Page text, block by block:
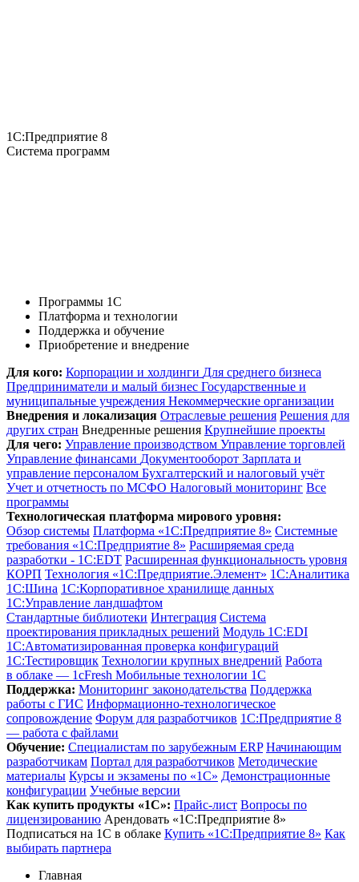
1С:Предприятие 8
Система программ
Программы 1С
Платформа и технологии
Поддержка и обучение
Приобретение и внедрение
Для кого: Корпорации и холдинги Для среднего бизнеса
Предприниматели и малый бизнес Государственные и
муниципальные учреждения Некоммерческие организации
Внедрения и локализация Отраслевые решения Решения для
других стран Внедренные решения Крупнейшие проекты
Для чего: Управление производством Управление торговлей
Управление финансами Документооборот Зарплата и
управление персоналом Бухгалтерский и налоговый учёт
Учет и отчетность по МСФО Налоговый мониторинг Все
программы
Технологическая платформа мирового уровня:
Обзор системы Платформа «1С:Предприятие 8» Системные
требования «1С:Предприятие 8» Расширяемая среда
разработки - 1C:EDT Расширенная функциональность уровня
КОРП Технология «1С:Предприятие.Элемент» 1C:Аналитика
1С:Шина 1С:Корпоративное хранилище данных
1С:Управление ландшафтом
Стандартные библиотеки Интеграция Система
проектирования прикладных решений Модуль 1C:EDI
1С:Автоматизированная проверка конфигураций
1С:Тестировщик Технологии крупных внедрений Работа
в облаке — 1cFresh Мобильные технологии 1С
Поддержка: Мониторинг законодательства Поддержка
работы с ГИС Информационно-технологическое
сопровождение Форум для разработчиков 1С:Предприятие 8
— работа с файлами
Обучение: Cпециалистам по зарубежным ERP Начинающим
разработчикам Портал для разработчиков Методические
материалы Курсы и экзамены по «1С» Демонстрационные
конфигурации Учебные версии
Как купить продукты «1С»: Прайс-лист Вопросы по
лицензированию Арендовать «1С:Предприятие 8»
Подписаться на 1С в облаке Купить «1С:Предприятие 8» Как
выбирать партнера
Главная